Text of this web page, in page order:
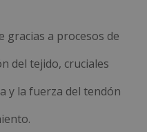
gracias a procesos de
del tejido, cruciales
y la fuerza del tendón